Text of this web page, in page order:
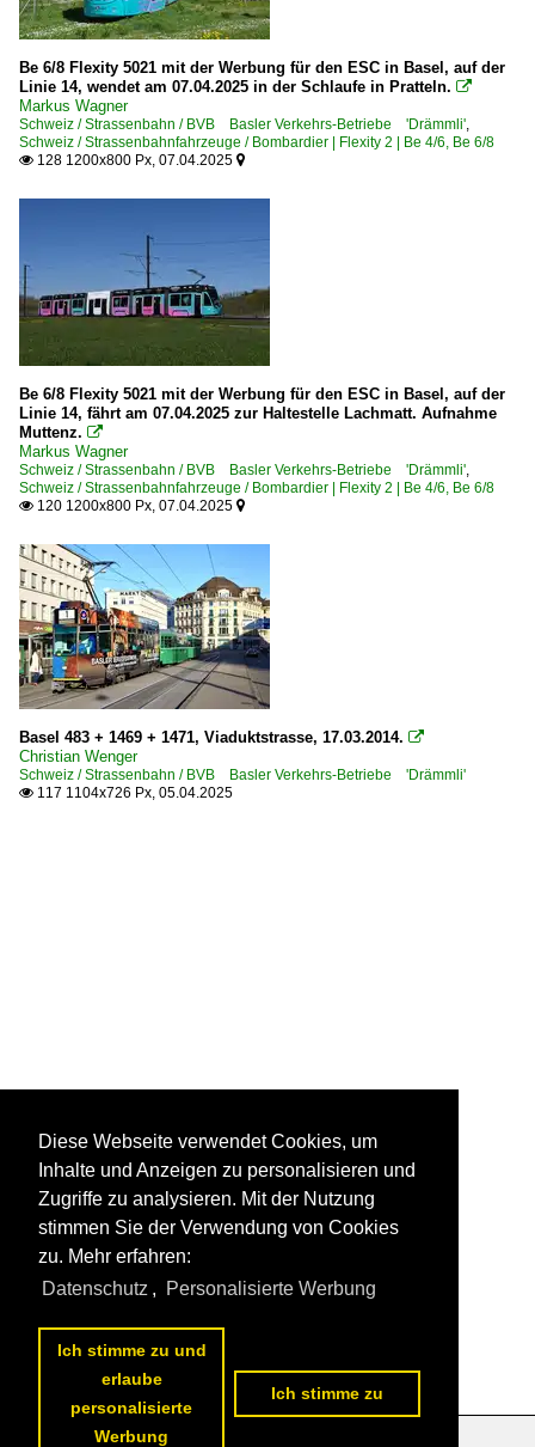
Be 6/8 Flexity 5021 mit der Werbung für den ESC in Basel, auf der
Linie 14, wendet am 07.04.2025 in der Schlaufe in Pratteln. 
Markus Wagner
Schweiz / Strassenbahn / BVB Basler Verkehrs-Betriebe 'Drämmli',
Schweiz / Strassenbahnfahrzeuge / Bombardier | Flexity 2 | Be 4/6, Be 6/8
 128 1200x800 Px, 07.04.2025 
Be 6/8 Flexity 5021 mit der Werbung für den ESC in Basel, auf der
Linie 14, fährt am 07.04.2025 zur Haltestelle Lachmatt. Aufnahme
Muttenz. 
Markus Wagner
Schweiz / Strassenbahn / BVB Basler Verkehrs-Betriebe 'Drämmli',
Schweiz / Strassenbahnfahrzeuge / Bombardier | Flexity 2 | Be 4/6, Be 6/8
 120 1200x800 Px, 07.04.2025 
Basel 483 + 1469 + 1471, Viaduktstrasse, 17.03.2014. 
Christian Wenger
Schweiz / Strassenbahn / BVB Basler Verkehrs-Betriebe 'Drämmli'
 117 1104x726 Px, 05.04.2025
Diese Webseite verwendet Cookies, um
Inhalte und Anzeigen zu personalisieren und
Zugriffe zu analysieren. Mit der Nutzung
stimmen Sie der Verwendung von Cookies
zu. Mehr erfahren:
Datenschutz , Personalisierte Werbung
Ich stimme zu und
erlaube
personalisierte
Werbung
Ich stimme zu